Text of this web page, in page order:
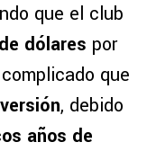
que el club
dólares por
que
, debido
años de